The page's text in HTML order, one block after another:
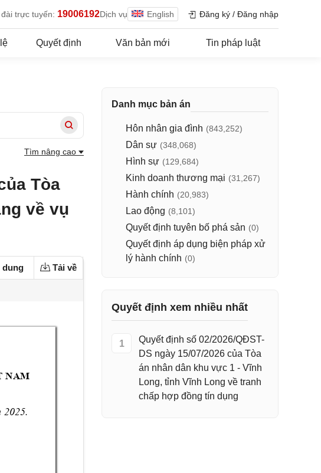
trực tuyến: 19006192Dịch vụ English Đăng ký / Đăng nhập
Quyết định Văn bản mới Tin pháp luật
Tìm nâng cao
Tòa
về vụ
dung Tải về
NAM
2025.
Danh mục bản án
Hôn nhân gia đình (843,252)
Dân sự (348,068)
Hình sự (129,684)
Kinh doanh thương mại (31,267)
Hành chính (20,983)
Lao động (8,101)
Quyết định tuyên bố phá sản (0)
Quyết định áp dụng biện pháp xử
lý hành chính (0)
Quyết định xem nhiều nhất
1
Quyết định số 02/2026/QĐST-
DS ngày 15/07/2026 của Tòa
án nhân dân khu vực 1 - Vĩnh
Long, tỉnh Vĩnh Long về tranh
chấp hợp đồng tín dụng